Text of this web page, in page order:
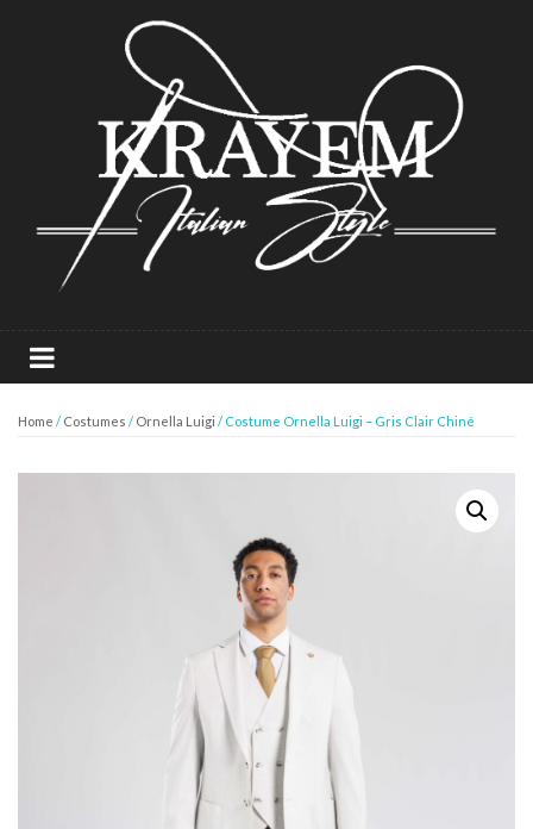
Home / Costumes / Ornella Luigi / Costume Ornella Luigi – Gris Clair Chiné